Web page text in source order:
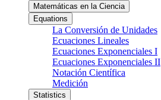
Matemáticas en la Ciencia
Equations
La Conversión de Unidades
Ecuaciones Lineales
Ecuaciones Exponenciales I
Ecuaciones Exponenciales II
Notación Científica
Medición
Statistics